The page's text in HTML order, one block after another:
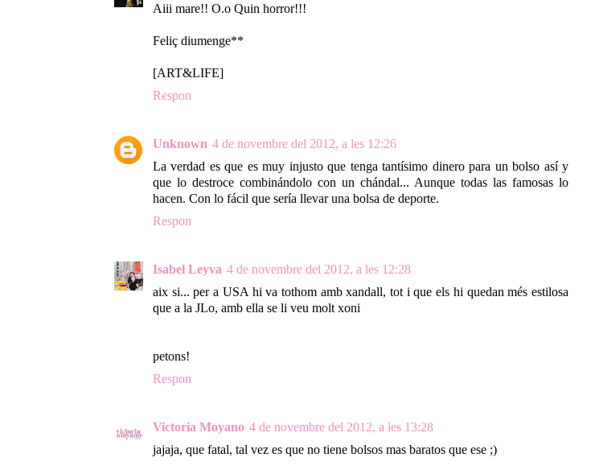
Aiii mare!! O.o Quin horror!!!
Feliç diumenge**
[ART&LIFE]
Respon
Unknown 4 de novembre del 2012, a les 12:26
La verdad es que es muy injusto que tenga tantísimo dinero para un bolso así y
que lo destroce combinándolo con un chándal... Aunque todas las famosas lo
hacen. Con lo fácil que sería llevar una bolsa de deporte.
Respon
Isabel Leyva 4 de novembre del 2012, a les 12:28
aix si... per a USA hi va tothom amb xandall, tot i que els hi quedan més estilosa
que a la JLo, amb ella se li veu molt xoni
petons!
Respon
Victoria Moyano 4 de novembre del 2012, a les 13:28
jajaja, que fatal, tal vez es que no tiene bolsos mas baratos que ese ;)